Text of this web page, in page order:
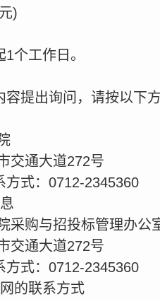
)
1个工作日。
容提出询问，请按以下
交通大道272号
式： 0712-2345360
采购与招投标管理办公
交通大道272号
式： 0712-2345360
的联系方式